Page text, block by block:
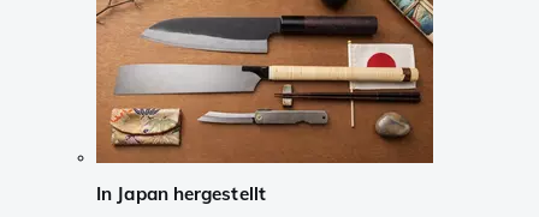
In Japan hergestellt